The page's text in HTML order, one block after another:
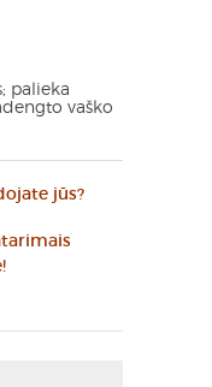
palieka
vaško
jūs?